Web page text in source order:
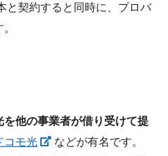
と契約すると同時に、プロバ
を他の事業者が借り受けて提
コモ光
などが有名です。